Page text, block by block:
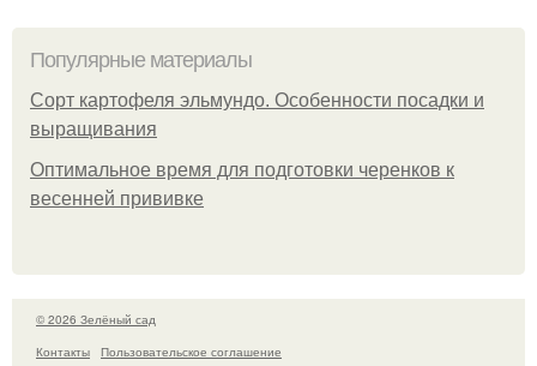
Популярные материалы
Сорт картофеля эльмундо. Особенности посадки и
выращивания
Оптимальное время для подготовки черенков к
весенней прививке
© 2026 Зелёный сад
Контакты
Пользовательское соглашение